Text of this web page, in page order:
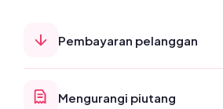
Pembayaran pelanggan
Mengurangi piutang